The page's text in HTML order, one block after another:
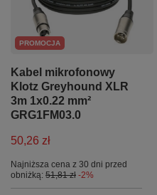
PROMOCJA
Kabel mikrofonowy
Klotz Greyhound XLR
3m 1x0.22 mm²
GRG1FM03.0
50,26 zł
Najniższa cena z 30 dni przed
obniżką: 51,81 zł -2%